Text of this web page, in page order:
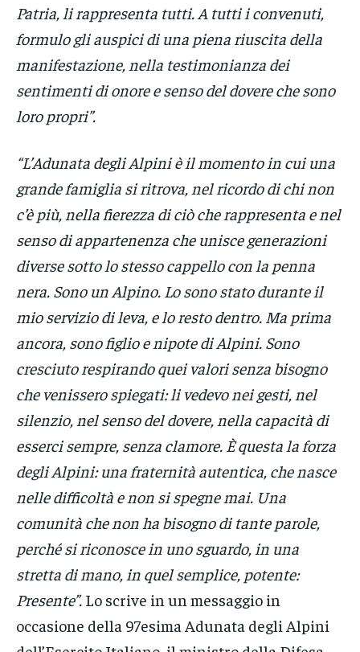
Patria, li rappresenta tutti. A tutti i convenuti,
formulo gli auspici di una piena riuscita della
manifestazione, nella testimonianza dei
sentimenti di onore e senso del dovere che sono
loro propri”.
“L’Adunata degli Alpini è il momento in cui una
grande famiglia si ritrova, nel ricordo di chi non
c’è più, nella fierezza di ciò che rappresenta e nel
senso di appartenenza che unisce generazioni
diverse sotto lo stesso cappello con la penna
nera. Sono un Alpino. Lo sono stato durante il
mio servizio di leva, e lo resto dentro. Ma prima
ancora, sono figlio e nipote di Alpini. Sono
cresciuto respirando quei valori senza bisogno
che venissero spiegati: li vedevo nei gesti, nel
silenzio, nel senso del dovere, nella capacità di
esserci sempre, senza clamore. È questa la forza
degli Alpini: una fraternità autentica, che nasce
nelle difficoltà e non si spegne mai. Una
comunità che non ha bisogno di tante parole,
perché si riconosce in uno sguardo, in una
stretta di mano, in quel semplice, potente:
Presente”. Lo scrive in un messaggio in
occasione della 97esima Adunata degli Alpini